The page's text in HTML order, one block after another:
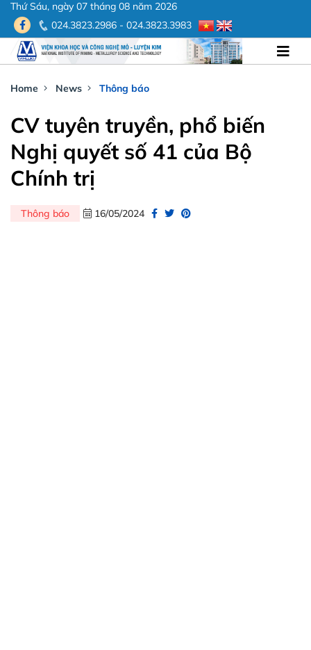
Thứ Sáu, ngày 07 tháng 08 năm 2026
024.3823.2986 - 024.3823.3983
Home News Thông báo
CV tuyên truyền, phổ biến
Nghị quyết số 41 của Bộ
Chính trị
Thông báo 16/05/2024